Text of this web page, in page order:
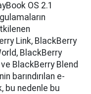
OS 2.1
Link, BlackBerry
BlackBerry
BlackBerry Blend
barındırılan e-
bu nedenle bu